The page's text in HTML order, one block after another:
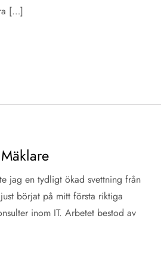
[…]
jag en tydligt ökad svettning från
börjat på mitt första riktiga
inom IT. Arbetet bestod av